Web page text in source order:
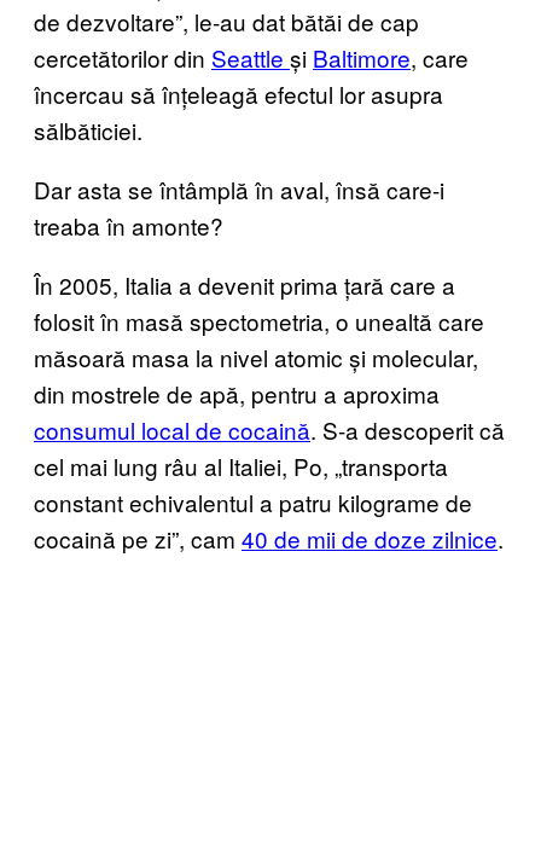
de dezvoltare”, le-au dat bătăi de cap
cercetătorilor din Seattle și Baltimore, care
încercau să înțeleagă efectul lor asupra
sălbăticiei.
Dar asta se întâmplă în aval, însă care-i
treaba în amonte?
În 2005, Italia a devenit prima țară care a
folosit în masă spectometria, o unealtă care
măsoară masa la nivel atomic și molecular,
din mostrele de apă, pentru a aproxima
consumul local de cocaină. S-a descoperit că
cel mai lung râu al Italiei, Po, „transporta
constant echivalentul a patru kilograme de
cocaină pe zi”, cam 40 de mii de doze zilnice.